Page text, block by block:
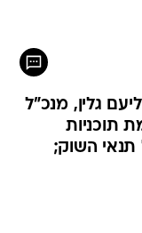
גלין, מנכ"ל
תוכניות
מול תנאי השוק;